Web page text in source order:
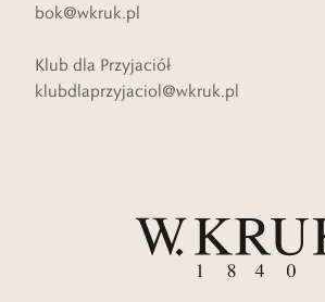
bok@wkruk.pl
Klub dla Przyjaciół
klubdlaprzyjaciol@wkruk.pl